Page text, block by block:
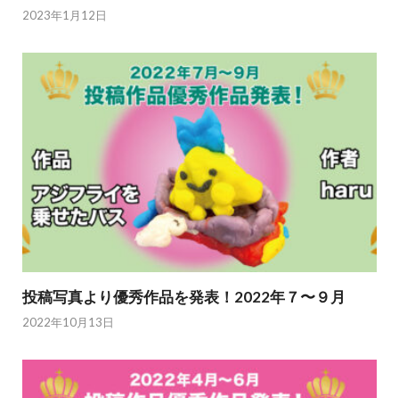
2023年1月12日
投稿写真より優秀作品を発表！2022年７〜９月
2022年10月13日